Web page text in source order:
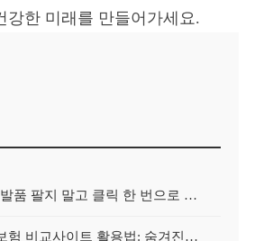
강한 미래를 만들어가세요.
치아보험 비교, 발품 팔지 말고 클릭 한 번으로 끝내는 비법! 후기 대방출
2025년형 치아보험 비교사이트 활용법: 숨겨진 보험금 100% 환급 전략